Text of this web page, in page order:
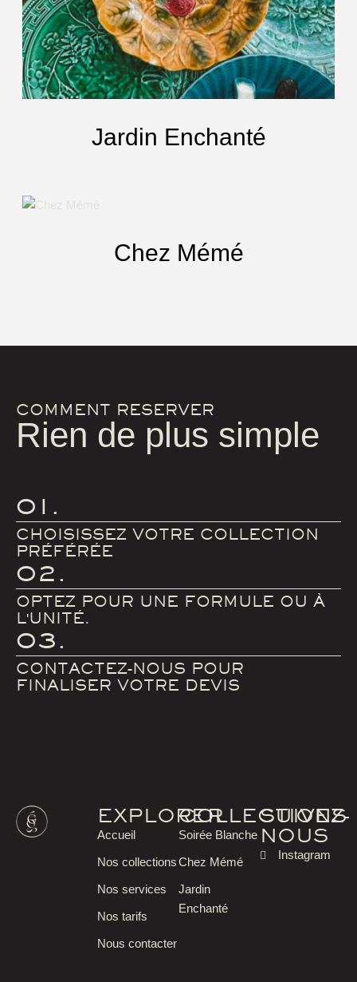
Jardin Enchanté
Chez Mémé
COMMENT RESERVER
Rien de plus simple
01.
CHOISISSEZ VOTRE COLLECTION
PRÉFÉRÉE
02.
OPTEZ POUR UNE FORMULE OU À
L'UNITÉ.
03.
CONTACTEZ-NOUS POUR
FINALISER VOTRE DEVIS
EXPLORER
Accueil
Nos collections
Nos services
Nos tarifs
Nous contacter
COLLECTIONS
Soirée Blanche
Chez Mémé
Jardin
Enchanté
SUIVEZ-
NOUS
Instagram